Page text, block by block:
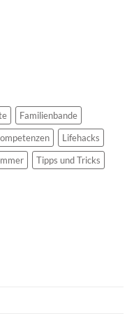
Familienbande
Lifehacks
Tipps und Tricks